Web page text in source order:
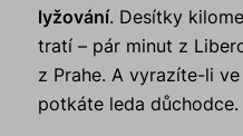
lyžování. Desítky
tratí – pár minut z
z Prahe. A vyrazíte-li
potkáte leda důchodce.